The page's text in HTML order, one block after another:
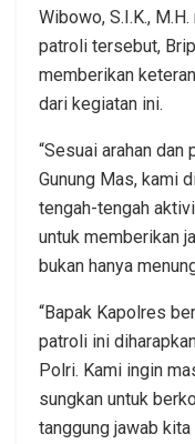
Wibowo, S.I.K.,
patroli tersebut,
memberikan
dari kegiatan ini.
“Sesuai arahan
Gunung Mas, kami
tengah-tengah
untuk memberikan
bukan hanya
“Bapak Kapolres
patroli ini
Polri. Kami ingin
sungkan untuk
tanggung jawab